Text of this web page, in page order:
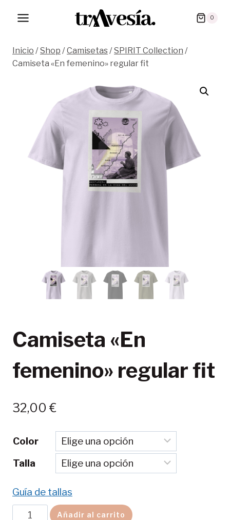
0
Inicio /Shop /Camisetas/SPIRIT Collection /
Camiseta «En femenino» regular fit
Camiseta «En
femenino» regular fit
32,00 €
Color
Talla
Guía de tallas
Camiseta Añadir al carrito